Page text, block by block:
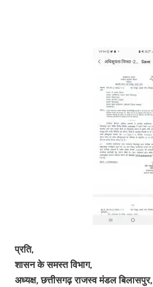
प्रति,
शासन के समस्त विभाग,
अध्यक्ष, छत्तीसगढ़ राजस्व मंडल बिलासपुर,